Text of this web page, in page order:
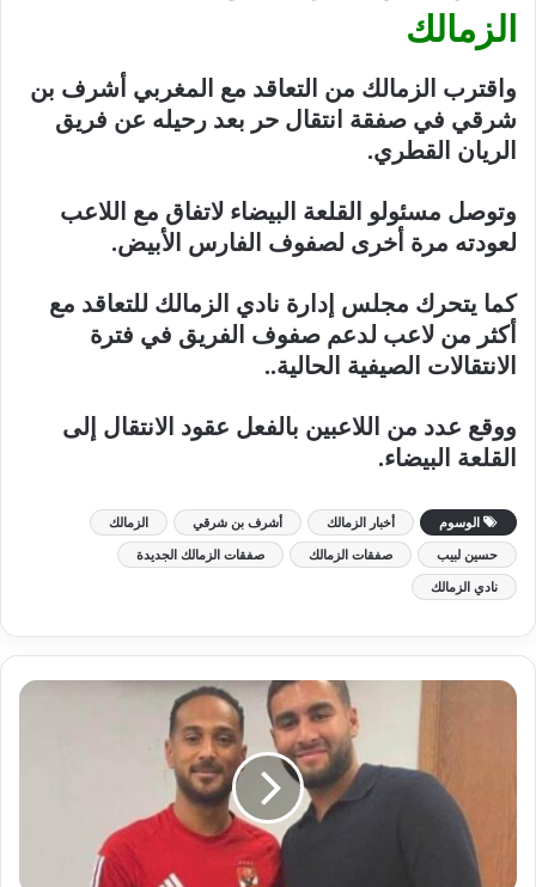
الزمالك
واقترب الزمالك من التعاقد مع المغربي أشرف بن
شرقي في صفقة انتقال حر بعد رحيله عن فريق
الريان القطري.
وتوصل مسئولو القلعة البيضاء لاتفاق مع اللاعب
لعودته مرة أخرى لصفوف الفارس الأبيض.
كما يتحرك مجلس إدارة نادي الزمالك للتعاقد مع
أكثر من لاعب لدعم صفوف الفريق في فترة
الانتقالات الصيفية الحالية..
ووقع عدد من اللاعبين بالفعل عقود الانتقال إلى
القلعة البيضاء.
الوسوم أخبار الزمالك أشرف بن شرقي الزمالك
حسين لبيب صفقات الزمالك صفقات الزمالك الجديدة
نادي الزمالك